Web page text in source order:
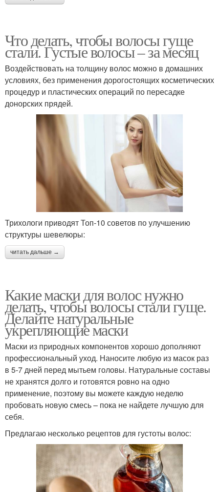
Что делать, чтобы волосы гуще
стали. Густые волосы – за месяц
Воздействовать на толщину волос можно в домашних
условиях, без применения дорогостоящих косметических
процедур и пластических операций по пересадке
донорских прядей.
Трихологи приводят Топ-10 советов по улучшению
структуры шевелюры:
читать дальше →
Какие маски для волос нужно
делать, чтобы волосы стали гуще.
Делайте натуральные
укрепляющие маски
Маски из природных компонентов хорошо дополняют
профессиональный уход. Наносите любую из масок раз
в 5-7 дней перед мытьем головы. Натуральные составы
не хранятся долго и готовятся ровно на одно
применение, поэтому вы можете каждую неделю
пробовать новую смесь – пока не найдете лучшую для
себя.
Предлагаю несколько рецептов для густоты волос: